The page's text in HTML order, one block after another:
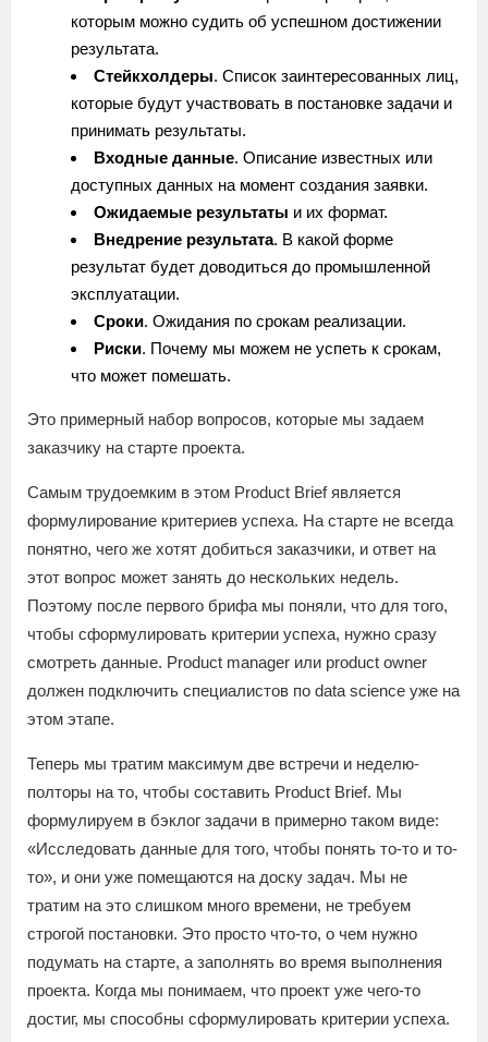
которым можно судить об успешном достижении
результата.
Стейкхолдеры. Список заинтересованных лиц,
которые будут участвовать в постановке задачи и
принимать результаты.
Входные данные. Описание известных или
доступных данных на момент создания заявки.
Ожидаемые результаты и их формат.
Внедрение результата. В какой форме
результат будет доводиться до промышленной
эксплуатации.
Сроки. Ожидания по срокам реализации.
Риски. Почему мы можем не успеть к срокам,
что может помешать.
Это примерный набор вопросов, которые мы задаем
заказчику на старте проекта.
Самым трудоемким в этом Product Brief является
формулирование критериев успеха. На старте не всегда
понятно, чего же хотят добиться заказчики, и ответ на
этот вопрос может занять до нескольких недель.
Поэтому после первого брифа мы поняли, что для того,
чтобы сформулировать критерии успеха, нужно сразу
смотреть данные. Product manager или product owner
должен подключить специалистов по data science уже на
этом этапе.
Теперь мы тратим максимум две встречи и неделю-
полторы на то, чтобы составить Product Brief. Мы
формулируем в бэклог задачи в примерно таком виде:
«Исследовать данные для того, чтобы понять то-то и то-
то», и они уже помещаются на доску задач. Мы не
тратим на это слишком много времени, не требуем
строгой постановки. Это просто что-то, о чем нужно
подумать на старте, а заполнять во время выполнения
проекта. Когда мы понимаем, что проект уже чего-то
достиг, мы способны сформулировать критерии успеха.